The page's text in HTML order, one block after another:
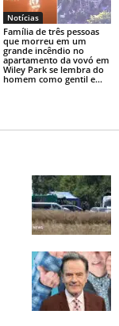
Notícias
Família de três pessoas
que morreu em um
grande incêndio no
apartamento da vovó em
Wiley Park se lembra do
homem como gentil e...